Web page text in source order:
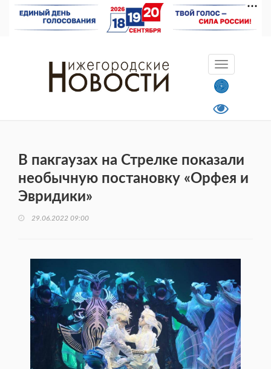
В пакгаузах на Стрелке показали
необычную постановку «Орфея и
Эвридики»
29.06.2022 09:00